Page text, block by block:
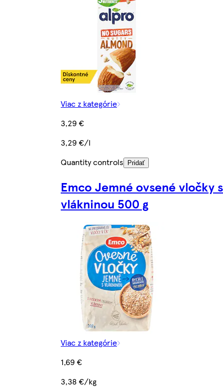
Viac z kategórie
3,29 €
3,29 €/l
Quantity controls
Pridať
Emco Jemné ovsené vločky s
vlákninou 500 g
Viac z kategórie
1,69 €
3,38 €/kg